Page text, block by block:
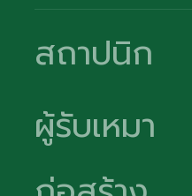
สถาปนิก
ผู้รับเหมา